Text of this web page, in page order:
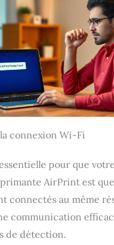
connexion Wi-Fi
pour que
AirPrint est
connectés au même
communication
de détection.